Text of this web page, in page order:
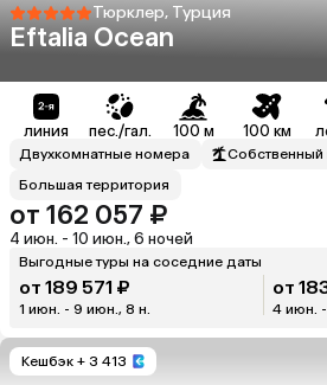
Тюрклер, Турция
Eftalia Ocean
линия пес./гал. 100 м 100 км
Двухкомнатные номера
Большая территория
от 162 057 ₽
4 июн. - 10 июн., 6 ночей
Выгодные туры на соседние даты
от 189 571 ₽
1 июн. - 9 июн., 8 н.
от
4 июн. -
Кешбэк + 3 413